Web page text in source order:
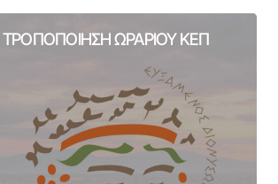
ΤΡΟΠΟΠΟΙΗΣΗ ΩΡΑΡΙΟΥ ΚΕΠ